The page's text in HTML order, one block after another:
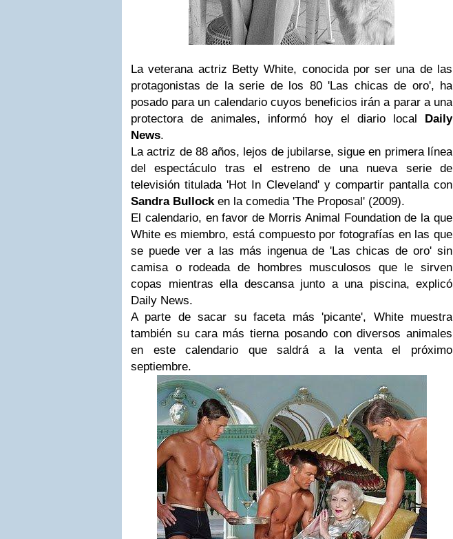
La veterana actriz Betty White, conocida por ser una de las
protagonistas de la serie de los 80 'Las chicas de oro', ha
posado para un calendario cuyos beneficios irán a parar a una
protectora de animales, informó hoy el diario local Daily
News.
La actriz de 88 años, lejos de jubilarse, sigue en primera línea
del espectáculo tras el estreno de una nueva serie de
televisión titulada 'Hot In Cleveland' y compartir pantalla con
Sandra Bullocken la comedia 'The Proposal' (2009).
El calendario, en favor de Morris Animal Foundation de la que
White es miembro, está compuesto por fotografías en las que
se puede ver a las más ingenua de 'Las chicas de oro' sin
camisa o rodeada de hombres musculosos que le sirven
copas mientras ella descansa junto a una piscina, explicó
Daily News.
A parte de sacar su faceta más 'picante', White muestra
también su cara más tierna posando con diversos animales
en este calendario que saldrá a la venta el próximo
septiembre.